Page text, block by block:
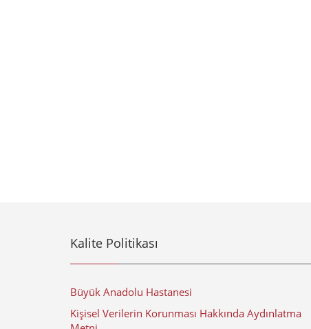
Kalite Politikası
Büyük Anadolu Hastanesi
Kişisel Verilerin Korunması Hakkında Aydınlatma